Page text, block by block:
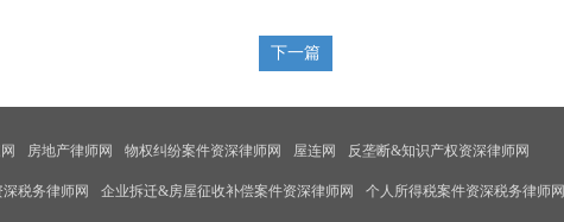
下一篇
房地产律师网 物权纠纷案件资深律师网 屋连网 反垄断&知识产权资深律师网
税务律师网 企业拆迁&房屋征收补偿案件资深律师网 个人所得税案件资深税务律师网